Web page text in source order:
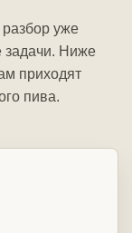
разбор уже
задачи. Ниже
приходят
пива.